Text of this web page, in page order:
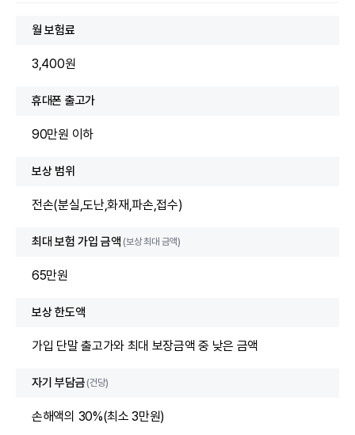
월 보험료
3,400원
휴대폰 출고가
90만원 이하
보상 범위
전손(분실,도난,화재,파손,접수)
최대 보험 가입 금액 (보상 최대 금액)
65만원
보상 한도액
가입 단말 출고가와 최대 보장금액 중 낮은 금액
자기 부담금(건당)
손해액의 30%(최소 3만원)